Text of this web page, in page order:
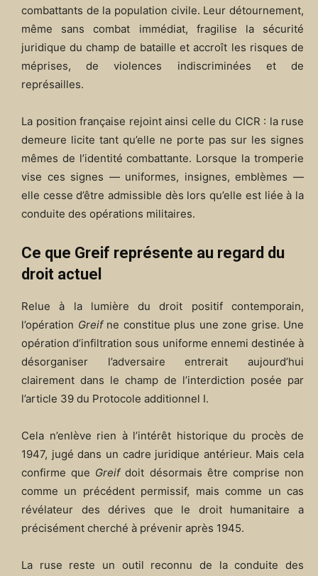
combattants de la population civile. Leur détournement,
même sans combat immédiat, fragilise la sécurité
juridique du champ de bataille et accroît les risques de
méprises, de violences indiscriminées et de
représailles.
La position française rejoint ainsi celle du CICR : la ruse
demeure licite tant qu’elle ne porte pas sur les signes
mêmes de l’identité combattante. Lorsque la tromperie
vise ces signes — uniformes, insignes, emblèmes —
elle cesse d’être admissible dès lors qu’elle est liée à la
conduite des opérations militaires.
Ce que Greif représente au regard du
droit actuel
Relue à la lumière du droit positif contemporain,
l’opération Greifne constitue plus une zone grise. Une
opération d’infiltration sous uniforme ennemi destinée à
désorganiser l’adversaire entrerait aujourd’hui
clairement dans le champ de l’interdiction posée par
l’article 39 du Protocole additionnel I.
Cela n’enlève rien à l’intérêt historique du procès de
1947, jugé dans un cadre juridique antérieur. Mais cela
confirme que Greifdoit désormais être comprise non
comme un précédent permissif, mais comme un cas
révélateur des dérives que le droit humanitaire a
précisément cherché à prévenir après 1945.
La ruse reste un outil reconnu de la conduite des